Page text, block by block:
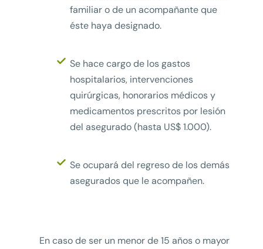
familiar o de un acompañante que
éste haya designado.
Se hace cargo de los gastos
hospitalarios, intervenciones
quirúrgicas, honorarios médicos y
medicamentos prescritos por lesión
del asegurado (hasta US$ 1.000).
Se ocupará del regreso de los demás
asegurados que le acompañen.
En caso de ser un menor de 15 años o mayor